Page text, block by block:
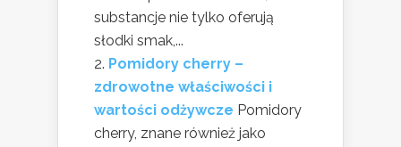
substancje nie tylko oferują
słodki smak,...
Pomidory cherry –
zdrowotne właściwości i
wartości odżywcze Pomidory
cherry, znane również jako